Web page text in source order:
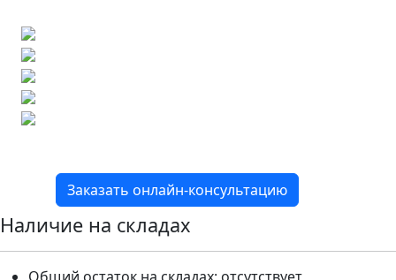
Заказать онлайн-консультацию
Наличие на складах